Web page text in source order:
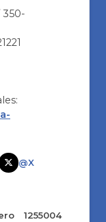
350-
@X
1255004